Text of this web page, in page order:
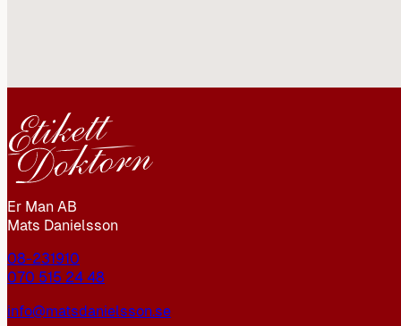
Er Man AB
Mats Danielsson
08-231910
070 515 24 48
info@matsdanielsson.se